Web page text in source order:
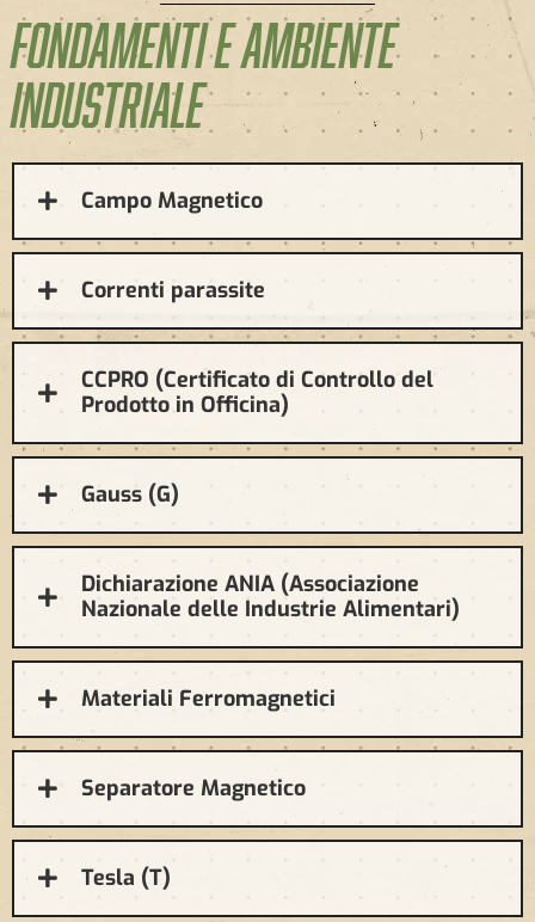
FONDAMENTI E AMBIENTE
INDUSTRIALE
Campo Magnetico
Correnti parassite
CCPRO (Certificato di Controllo del
Prodotto in Officina)
Gauss (G)
Dichiarazione ANIA (Associazione
Nazionale delle Industrie Alimentari)
Materiali Ferromagnetici
Separatore Magnetico
Tesla (T)